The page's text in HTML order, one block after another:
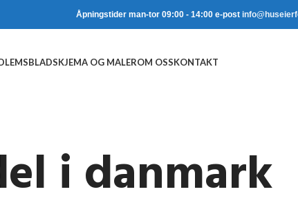
Åpningstider man-tor 09:00 - 14:00 e-post
SKJEMA OG MALEROM OSSKONTAKT
i danmark